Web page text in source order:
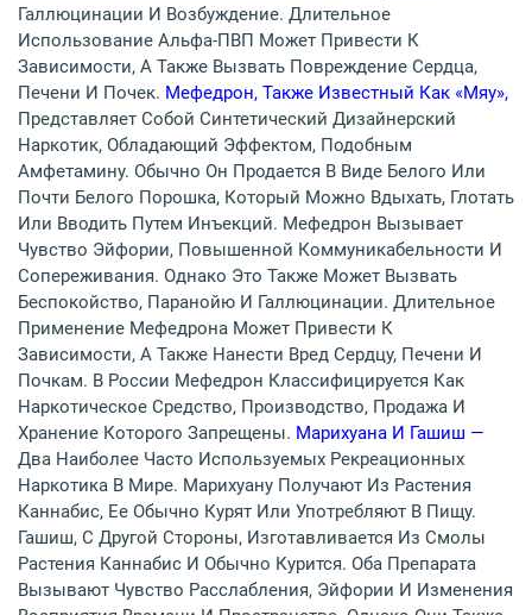
Галлюцинации И Возбуждение. Длительное
Использование Альфа-ПВП Может Привести К
Зависимости, А Также Вызвать Повреждение Сердца,
Печени И Почек. Мефедрон, Также Известный Как «мяу»,
Представляет Собой Синтетический Дизайнерский
Наркотик, Обладающий Эффектом, Подобным
Амфетамину. Обычно Он Продается В Виде Белого Или
Почти Белого Порошка, Который Можно Вдыхать, Глотать
Или Вводить Путем Инъекций. Мефедрон Вызывает
Чувство Эйфории, Повышенной Коммуникабельности И
Сопереживания. Однако Это Также Может Вызвать
Беспокойство, Паранойю И Галлюцинации. Длительное
Применение Мефедрона Может Привести К
Зависимости, А Также Нанести Вред Сердцу, Печени И
Почкам. В России Мефедрон Классифицируется Как
Наркотическое Средство, Производство, Продажа И
Хранение Которого Запрещены. Марихуана И Гашиш —
Два Наиболее Часто Используемых Рекреационных
Наркотика В Мире. Марихуану Получают Из Растения
Каннабис, Ее Обычно Курят Или Употребляют В Пищу.
Гашиш, С Другой Стороны, Изготавливается Из Смолы
Растения Каннабис И Обычно Курится. Оба Препарата
Вызывают Чувство Расслабления, Эйфории И Изменения